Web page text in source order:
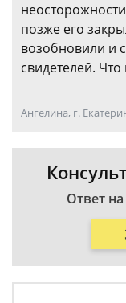
позже его
возобновили и
свидетелей.
Ангелина, г.
Ответ